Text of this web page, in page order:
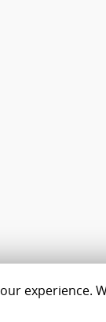
experience.